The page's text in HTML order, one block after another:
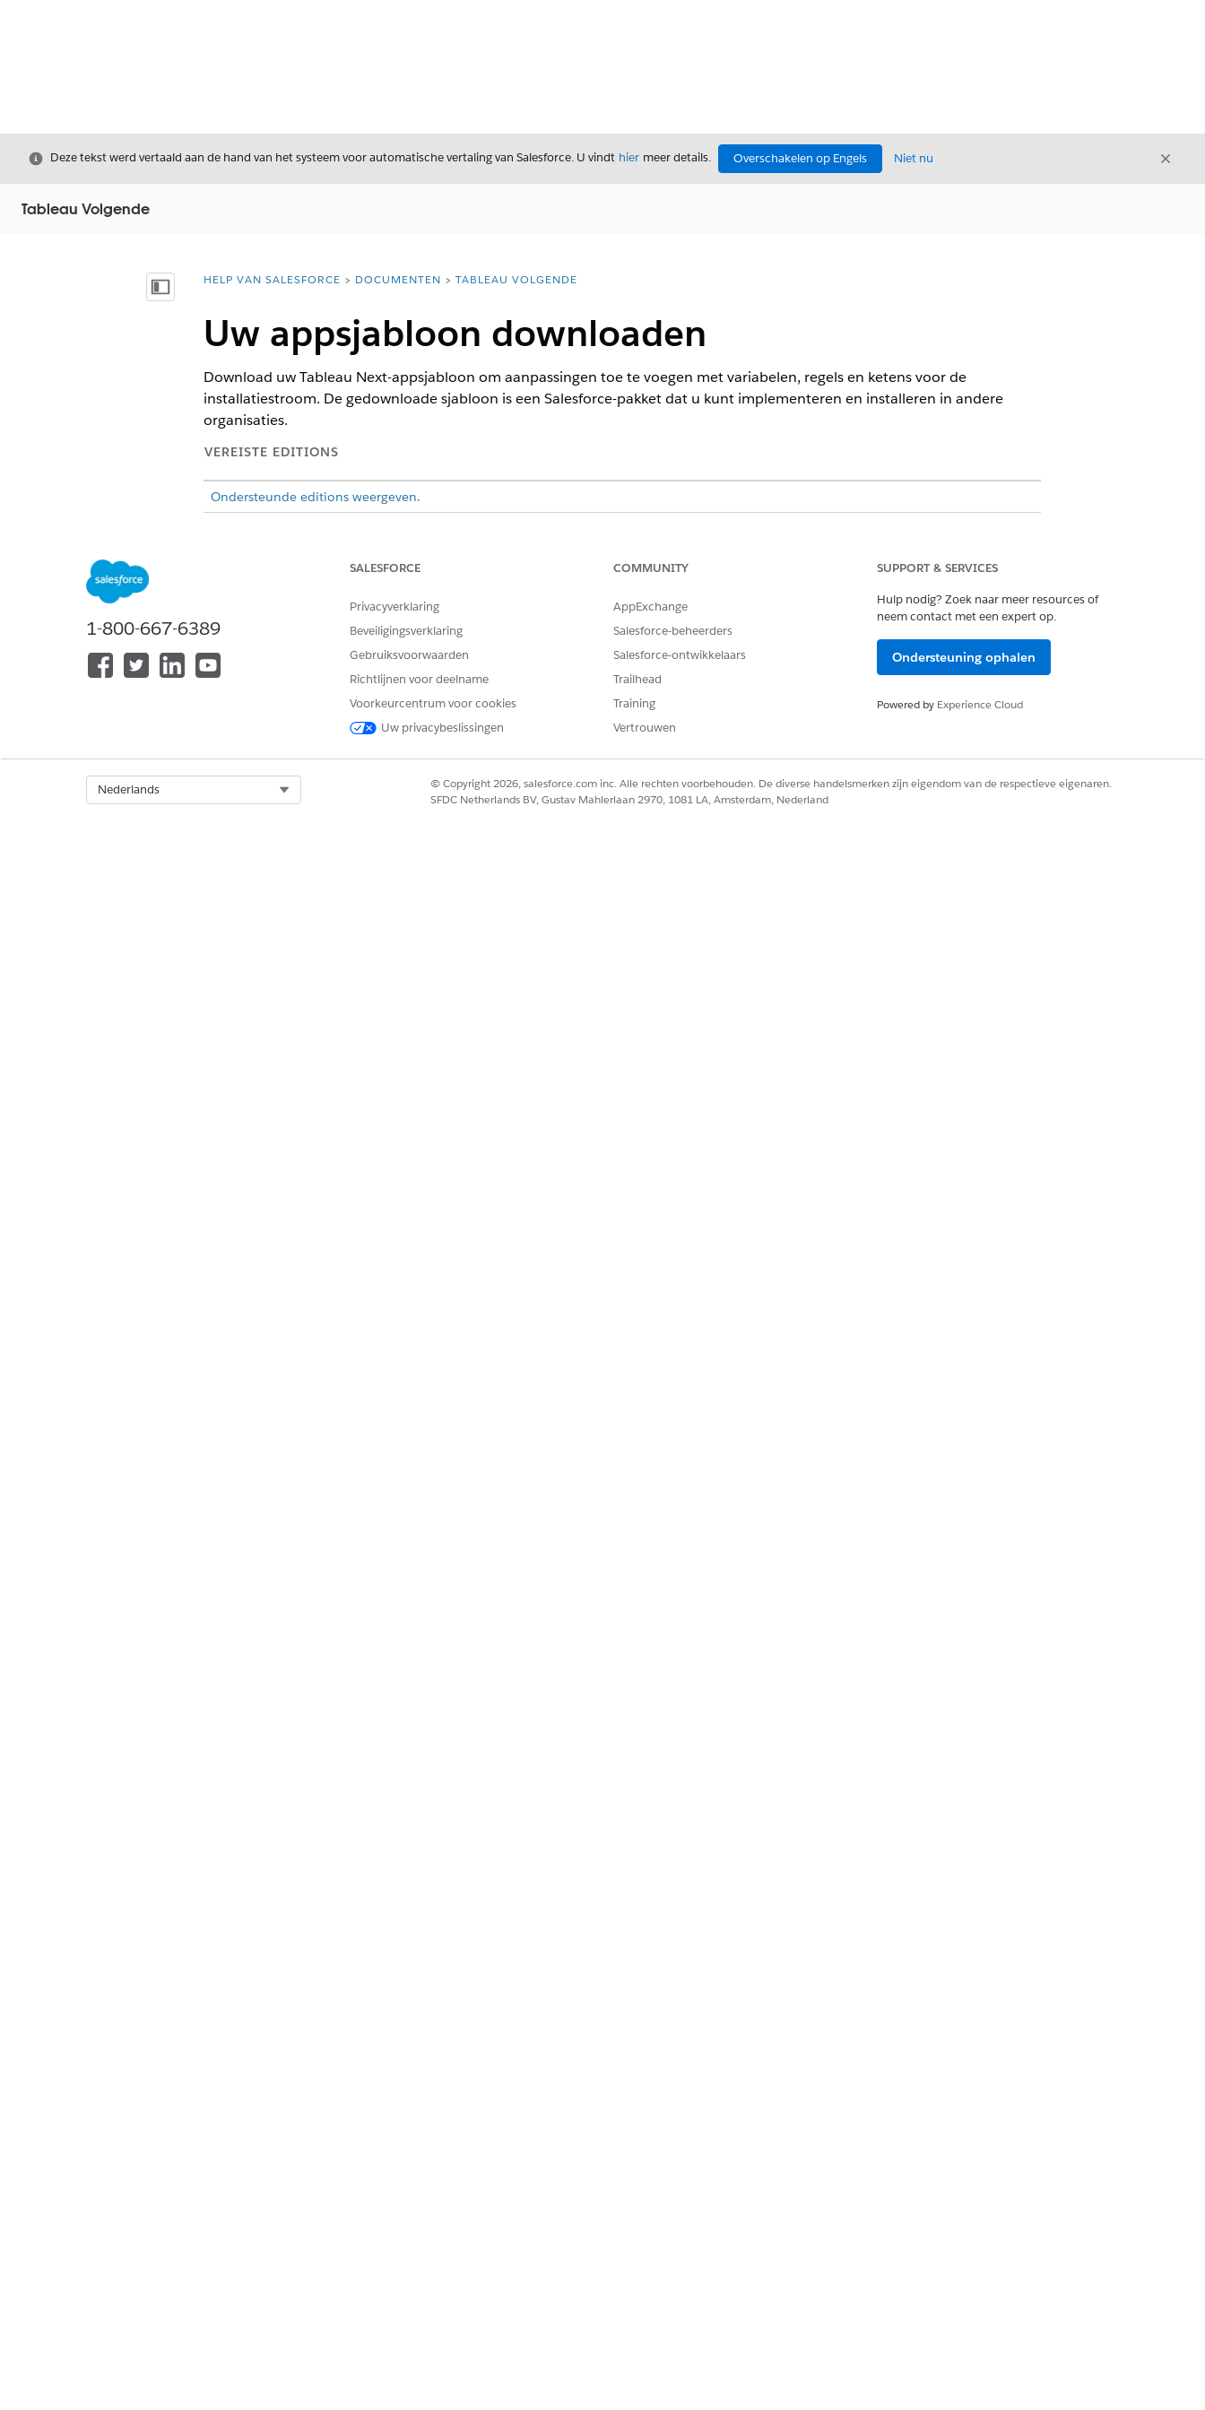
Sluiten
Deze tekst werd vertaald aan de hand van het systeem voor automatische vertaling van Salesforce. U vindt hier meer details. Overschakelen op Engels Niet nu Sluiten
Tableau Volgende
Inhoudsopgave weergeven
U bent hier:
HELP VAN SALESFORCE DOCUMENTEN TABLEAU VOLGENDE
Uw appsjabloon downloaden
Download uw Tableau Next-appsjabloon om aanpassingen toe te voegen met variabelen, regels en ketens voor de
installatiestroom. De gedownloade sjabloon is een Salesforce-pakket dat u kunt implementeren en installeren in andere
organisaties.
VEREISTE EDITIONS
Ondersteunde editions weergeven.
Tableau Next-sjablonen weergeven, maken en bewerken: Machtigingenset
Tableau Unmetered Platform Analyst of Tableau
Zie de Ontwikkelaarshandleiding App Template Framework
voor meer informatie over het implementeren van sjablonen en
Selecteer op de pagina Sjablonen de sjabloon die u wilt downloaden.
Downloaden
1-800-667-6389
SALESFORCE
Privacyverklaring
Beveiligingsverklaring
Gebruiksvoorwaarden
Richtlijnen voor deelname
Voorkeurcentrum voor cookies
Uw privacybeslissingen
COMMUNITY
AppExchange
Salesforce-beheerders
Salesforce-ontwikkelaars
Trailhead
Training
Vertrouwen
SUPPORT & SERVICES
Hulp nodig? Zoek naar meer resources of
neem contact met een expert op.
Ondersteuning ophalen
Powered by Experience Cloud
Nederlands
© Copyright 2026, salesforce.com inc. Alle rechten voorbehouden. De diverse handelsmerken zijn eigendom van de respectieve eigenaren.
SFDC Netherlands BV, Gustav Mahlerlaan 2970, 1081 LA, Amsterdam, Nederland